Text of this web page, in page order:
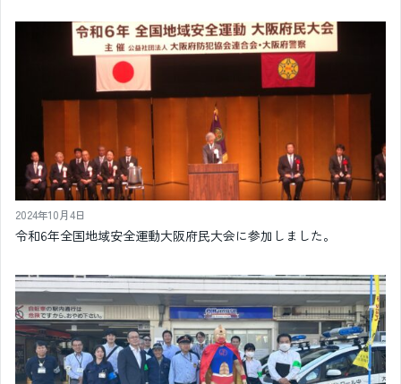
2024年10月4日
令和6年全国地域安全運動大阪府民大会に参加しました。